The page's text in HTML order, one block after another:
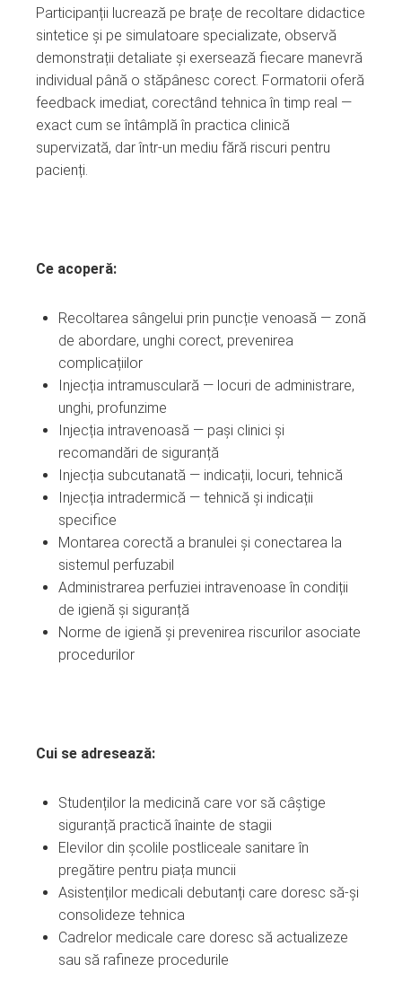
Participanții lucrează pe brațe de recoltare didactice
sintetice și pe simulatoare specializate, observă
demonstrații detaliate și exersează fiecare manevră
individual până o stăpânesc corect. Formatorii oferă
feedback imediat, corectând tehnica în timp real —
exact cum se întâmplă în practica clinică
supervizată, dar într-un mediu fără riscuri pentru
pacienți.
Ce acoperă:
Recoltarea sângelui prin puncție venoasă — zonă
de abordare, unghi corect, prevenirea
complicațiilor
Injecția intramusculară — locuri de administrare,
unghi, profunzime
Injecția intravenoasă — pași clinici și
recomandări de siguranță
Injecția subcutanată — indicații, locuri, tehnică
Injecția intradermică — tehnică și indicații
specifice
Montarea corectă a branulei și conectarea la
sistemul perfuzabil
Administrarea perfuziei intravenoase în condiții
de igienă și siguranță
Norme de igienă și prevenirea riscurilor asociate
procedurilor
Cui se adresează:
Studenților la medicină care vor să câștige
siguranță practică înainte de stagii
Elevilor din școlile postliceale sanitare în
pregătire pentru piața muncii
Asistenților medicali debutanți care doresc să-și
consolideze tehnica
Cadrelor medicale care doresc să actualizeze
sau să rafineze procedurile